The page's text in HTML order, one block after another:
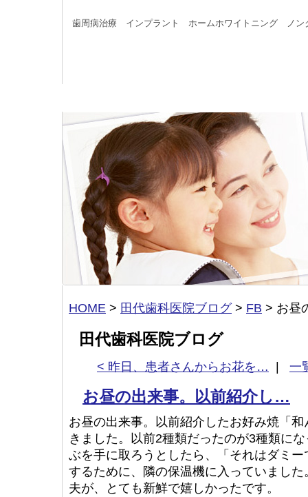
歯周病治療 インプラント ホームホワイトニング ノ
HOME > 田代歯科医院ブログ> FB > お昼
田代歯科医院ブログ
< 昨日、患者さんからお花を… | 一
お昼の出来事。以前紹介し…
お昼の出来事。以前紹介したお好み焼「
きました。以前2種類だったのが3種類に
ぶを手に取ろうとしたら、「それはダミ
するために、隣の保温機に入っていまし
夫が、とても新鮮で嬉しかったです。